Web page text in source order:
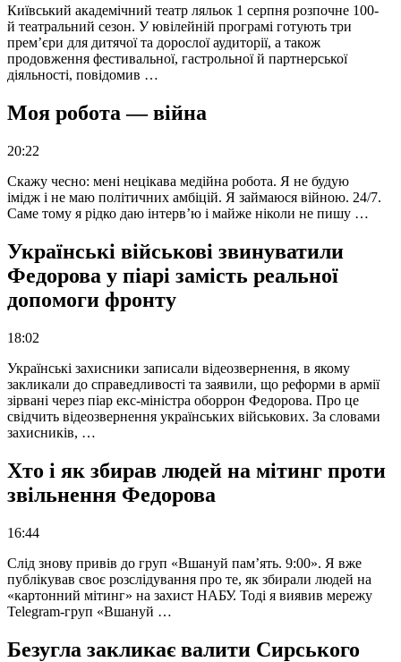
Київський академічний театр ляльок 1 серпня розпочне 100-
й театральний сезон. У ювілейній програмі готують три
прем’єри для дитячої та дорослої аудиторії, а також
продовження фестивальної, гастрольної й партнерської
діяльності, повідомив …
Моя робота — війна
20:22
Скажу чесно: мені нецікава медійна робота. Я не будую
імідж і не маю політичних амбіцій. Я займаюся війною. 24/7.
Саме тому я рідко даю інтерв’ю і майже ніколи не пишу …
Українські військові звинуватили
Федорова у піарі замість реальної
допомоги фронту
18:02
Українські захисники записали відеозвернення, в якому
закликали до справедливості та заявили, що реформи в армії
зірвані через піар екс-міністра оборрон Федорова. Про це
свідчить відеозвернення українських військових. За словами
захисників, …
Хто і як збирав людей на мітинг проти
звільнення Федорова
16:44
Слід знову привів до груп «Вшануй пам’ять. 9:00». Я вже
публікував своє розслідування про те, як збирали людей на
«картонний мітинг» на захист НАБУ. Тоді я виявив мережу
Telegram-груп «Вшануй …
Безугла закликає валити Сирського